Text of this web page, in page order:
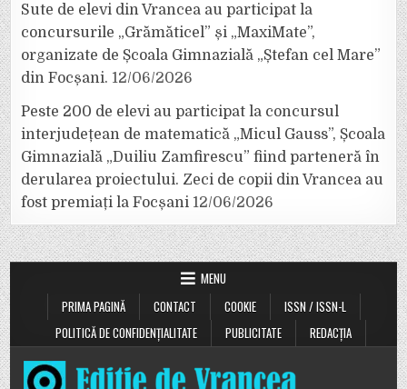
Sute de elevi din Vrancea au participat la
concursurile „Grămăticel” și „MaxiMate”,
organizate de Școala Gimnazială „Ștefan cel Mare”
din Focșani. 12/06/2026
Peste 200 de elevi au participat la concursul
interjudețean de matematică „Micul Gauss”, Școala
Gimnazială „Duiliu Zamfirescu” fiind parteneră în
derularea proiectului. Zeci de copii din Vrancea au
fost premiați la Focșani 12/06/2026
MENU
PRIMA PAGINĂ
CONTACT COOKIE
ISSN / ISSN-L
POLITICĂ DE CONFIDENȚIALITATE
PUBLICITATE REDACȚIA